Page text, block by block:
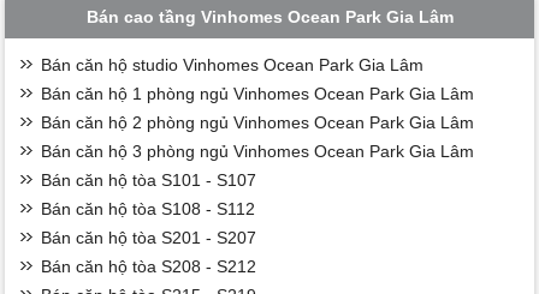
Bán cao tầng Vinhomes Ocean Park Gia Lâm
Bán căn hộ studio Vinhomes Ocean Park Gia Lâm
Bán căn hộ 1 phòng ngủ Vinhomes Ocean Park Gia Lâm
Bán căn hộ 2 phòng ngủ Vinhomes Ocean Park Gia Lâm
Bán căn hộ 3 phòng ngủ Vinhomes Ocean Park Gia Lâm
Bán căn hộ tòa S101 - S107
Bán căn hộ tòa S108 - S112
Bán căn hộ tòa S201 - S207
Bán căn hộ tòa S208 - S212